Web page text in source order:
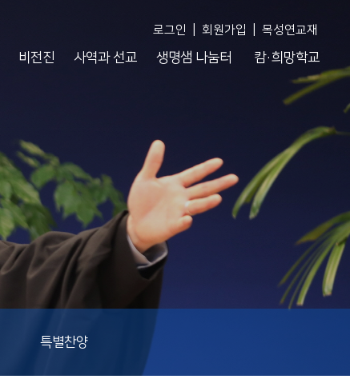
비전진 사역과 선교 생명샘 나눔터 캄·희망학교
로그인 회원가입 목성연교재
특별찬양